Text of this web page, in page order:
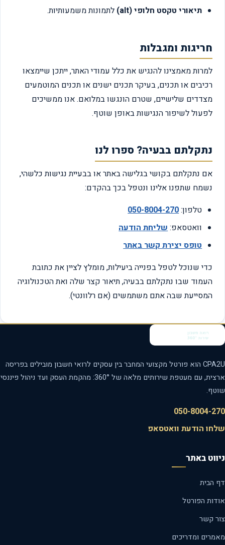
תיאורי טקסט חלופי (alt)
לתמונות משמעותיות.
חריגות ומגבלות
למרות מאמצינו להנגיש את כלל עמודי האתר, ייתכן שיימצאו
רכיבים או תכנים, בעיקר תכנים ישנים או תכנים המוטמעים
מצדדים שלישיים, שטרם הונגשו במלואם. אנו ממשיכים
לפעול לשיפור הנגישות באופן שוטף.
נתקלתם בבעיה? ספרו לנו
אם נתקלתם בקושי בגלישה באתר או בבעיית נגישות כלשהי,
נשמח שתפנו אלינו ונטפל בכך בהקדם:
טלפון:050-8004-270
וואטסאפ:שליחת הודעה
טופס יצירת קשר באתר
כדי שנוכל לטפל בפנייה ביעילות, מומלץ לציין את כתובת
העמוד שבו נתקלתם בבעיה, תיאור קצר שלה ואת הטכנולוגיה
המסייעת שבה אתם משתמשים (אם רלוונטי).
CPA2U הוא פורטל מקצועי המחבר בין עסקים לרואי חשבון מובילים בפריסה
ארצית, עם מעטפת שירותים מלאה של 360°: מהקמת העסק ועד ניהול פיננסי
שוטף.
050-8004-270
שלחו הודעת וואטסאפ
ניווט באתר
דף הבית
אודות הפורטל
צור קשר
מאמרים ומדריכים